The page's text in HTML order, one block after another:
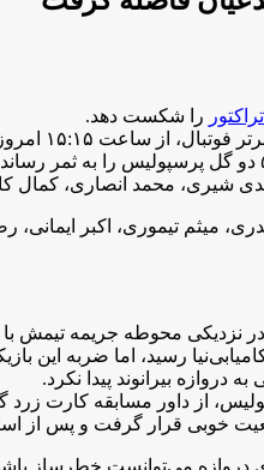
تراکتور را شکست دهد.
شیری، محمد انصاری، کمال
میثم تیموری، اکبر
نزدیکی محوطه جریمه تیمش